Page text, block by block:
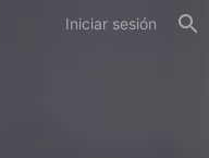
Iniciar sesión